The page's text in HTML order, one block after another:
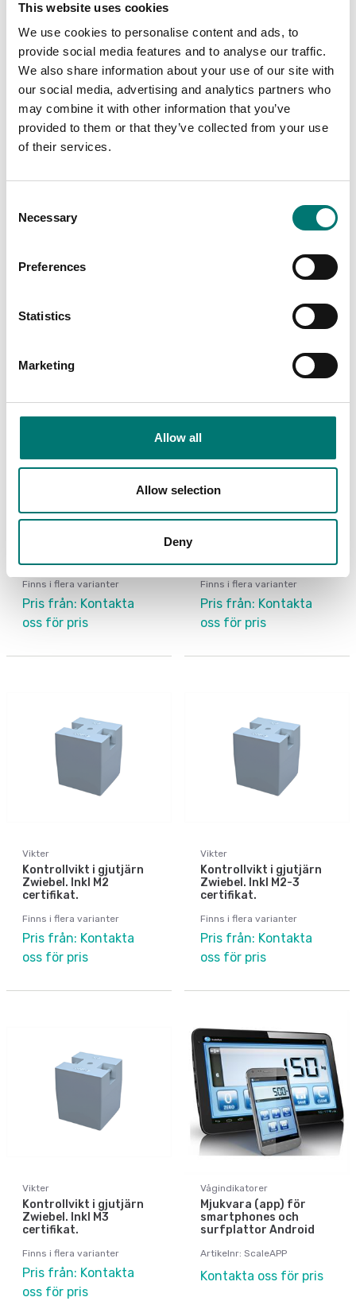
This website uses cookies
We use cookies to personalise content and ads, to
provide social media features and to analyse our traffic.
We also share information about your use of our site with
our social media, advertising and analytics partners who
may combine it with other information that you’ve
provided to them or that they’ve collected from your use
of their services.
Selection
Necessary
Preferences
Statistics
Marketing
Allow all
Allow selection
Deny
IP69K version för en
Kit med 4 plattor för
fixering på golvet i
Vikter
certifikat.
Finns i flera varianter
Pris från: Kontakta
oss för pris
Vikter
certifikat.
Finns i flera varianter
Pris från: Kontakta
oss för pris
Vikter
Kontrollvikt i gjutjärn
Zwiebel. Inkl M2
certifikat.
Finns i flera varianter
Pris från: Kontakta
oss för pris
Vikter
Kontrollvikt i gjutjärn
Zwiebel. Inkl M2-3
certifikat.
Finns i flera varianter
Pris från: Kontakta
oss för pris
Vikter
Kontrollvikt i gjutjärn
Zwiebel. Inkl M3
certifikat.
Finns i flera varianter
Pris från: Kontakta
oss för pris
Vågindikatorer
Mjukvara (app) för
smartphones och
surfplattor Android
Artikelnr: ScaleAPP
Kontakta oss för pris